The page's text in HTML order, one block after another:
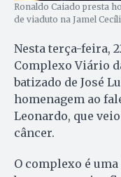
Ronaldo Caiado presta
de viaduto na Jamel
Nesta terça-feira,
Complexo Viário
batizado de José
homenagem ao
Leonardo, que
câncer.
O complexo é